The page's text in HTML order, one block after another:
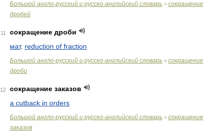
Большой англо-русский и русско-английский словарь > сокращение
дробей
11
сокращение дроби
мат. reduction of fraction
Большой англо-русский и русско-английский словарь > сокращение
дроби
12
сокращение заказов
a cutback in orders
Большой англо-русский и русско-английский словарь > сокращение
заказов